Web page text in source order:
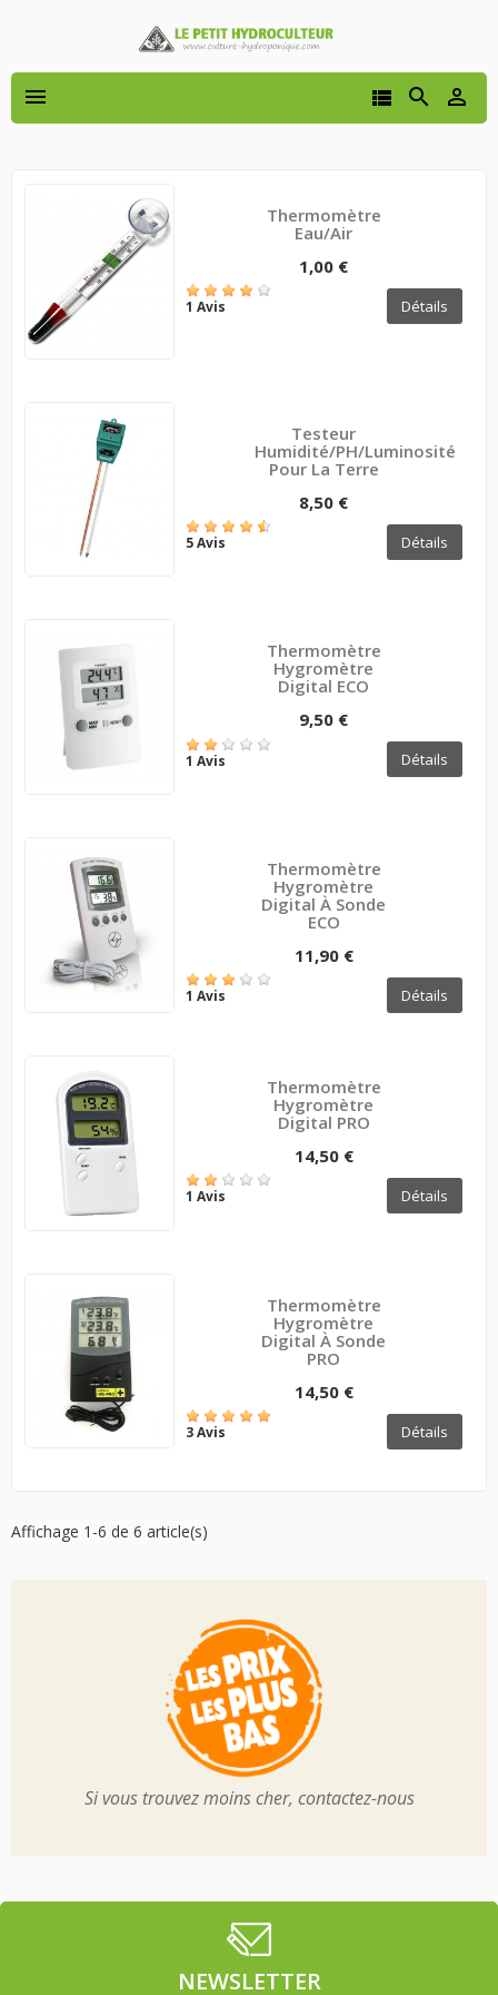
 


Thermomètre
Eau/air
1,00 €
1 Avis Détails
Testeur
Humidité/PH/Luminosité
Pour La Terre
8,50 €
5 Avis Détails
Thermomètre
Hygromètre
Digital ECO
9,50 €
1 Avis Détails
Thermomètre
Hygromètre
Digital À Sonde
ECO
11,90 €
1 Avis Détails
Thermomètre
Hygromètre
Digital PRO
14,50 €
1 Avis Détails
Thermomètre
Hygromètre
Digital À Sonde
PRO
14,50 €
3 Avis Détails
Affichage 1-6 de 6 article(s)
Si vous trouvez moins cher, contactez-nous
NEWSLETTER